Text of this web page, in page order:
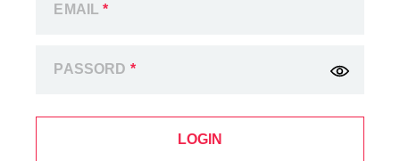
EMAIL*
PASSORD *
LOGIN